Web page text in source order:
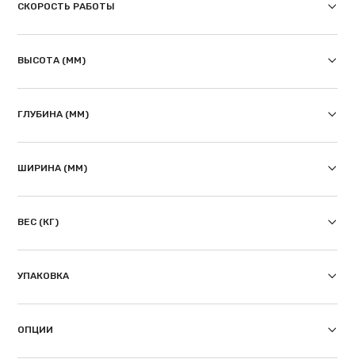
СКОРОСТЬ РАБОТЫ
ВЫСОТА (ММ)
ГЛУБИНА (ММ)
ШИРИНА (ММ)
ВЕС (КГ)
УПАКОВКА
ОПЦИИ